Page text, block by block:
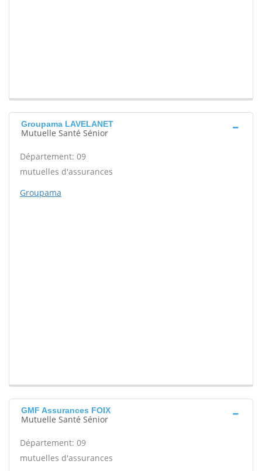
Groupama LAVELANET
Mutuelle Santé Sénior
Département: 09
mutuelles d'assurances
Groupama
GMF Assurances FOIX
Mutuelle Santé Sénior
Département: 09
mutuelles d'assurances